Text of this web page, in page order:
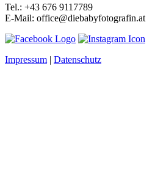
Tel.: +43 676 9117789
E-Mail: office@diebabyfotografin.at
Impressum | Datenschutz